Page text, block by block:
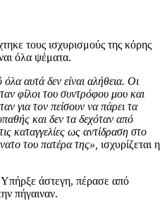
τους ισχυρισμούς της κόρης
όλα ψέματα.
αυτά δεν είναι αλήθεια. Οι
φίλοι του συντρόφου μου και
για τον πείσουν να πάρει τα
και δεν τα δεχόταν από
καταγγελίες ως αντίδραση στο
του πατέρα της», ισχυρίζεται η
άστεγη, πέρασε από
πήγαιναν.